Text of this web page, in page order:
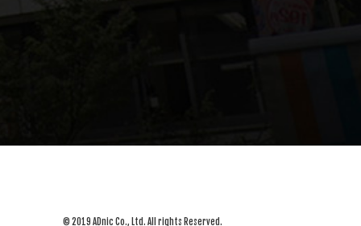
© 2019 ADnic Co., Ltd. All rights Reserved.